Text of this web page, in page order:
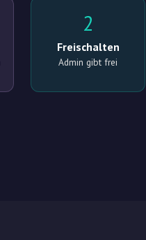
2
Freischalten
Admin gibt frei